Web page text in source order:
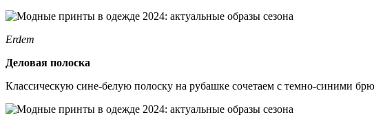
Erdem
Деловая полоска
Классическую сине-белую полоску на рубашке сочетаем с темно-синими